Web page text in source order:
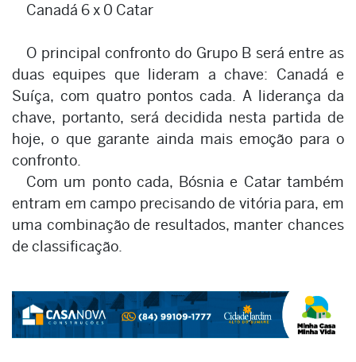
Canadá 6 x 0 Catar
O principal confronto do Grupo B será entre as
duas equipes que lideram a chave: Canadá e
Suíça, com quatro pontos cada. A liderança da
chave, portanto, será decidida nesta partida de
hoje, o que garante ainda mais emoção para o
confronto.
Com um ponto cada, Bósnia e Catar também
entram em campo precisando de vitória para, em
uma combinação de resultados, manter chances
de classificação.